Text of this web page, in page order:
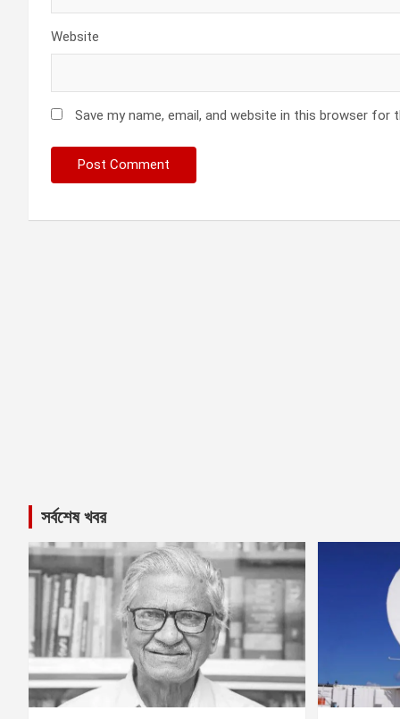
Website
Save my name, email, and website in this browser for
সর্বশেষ খবর